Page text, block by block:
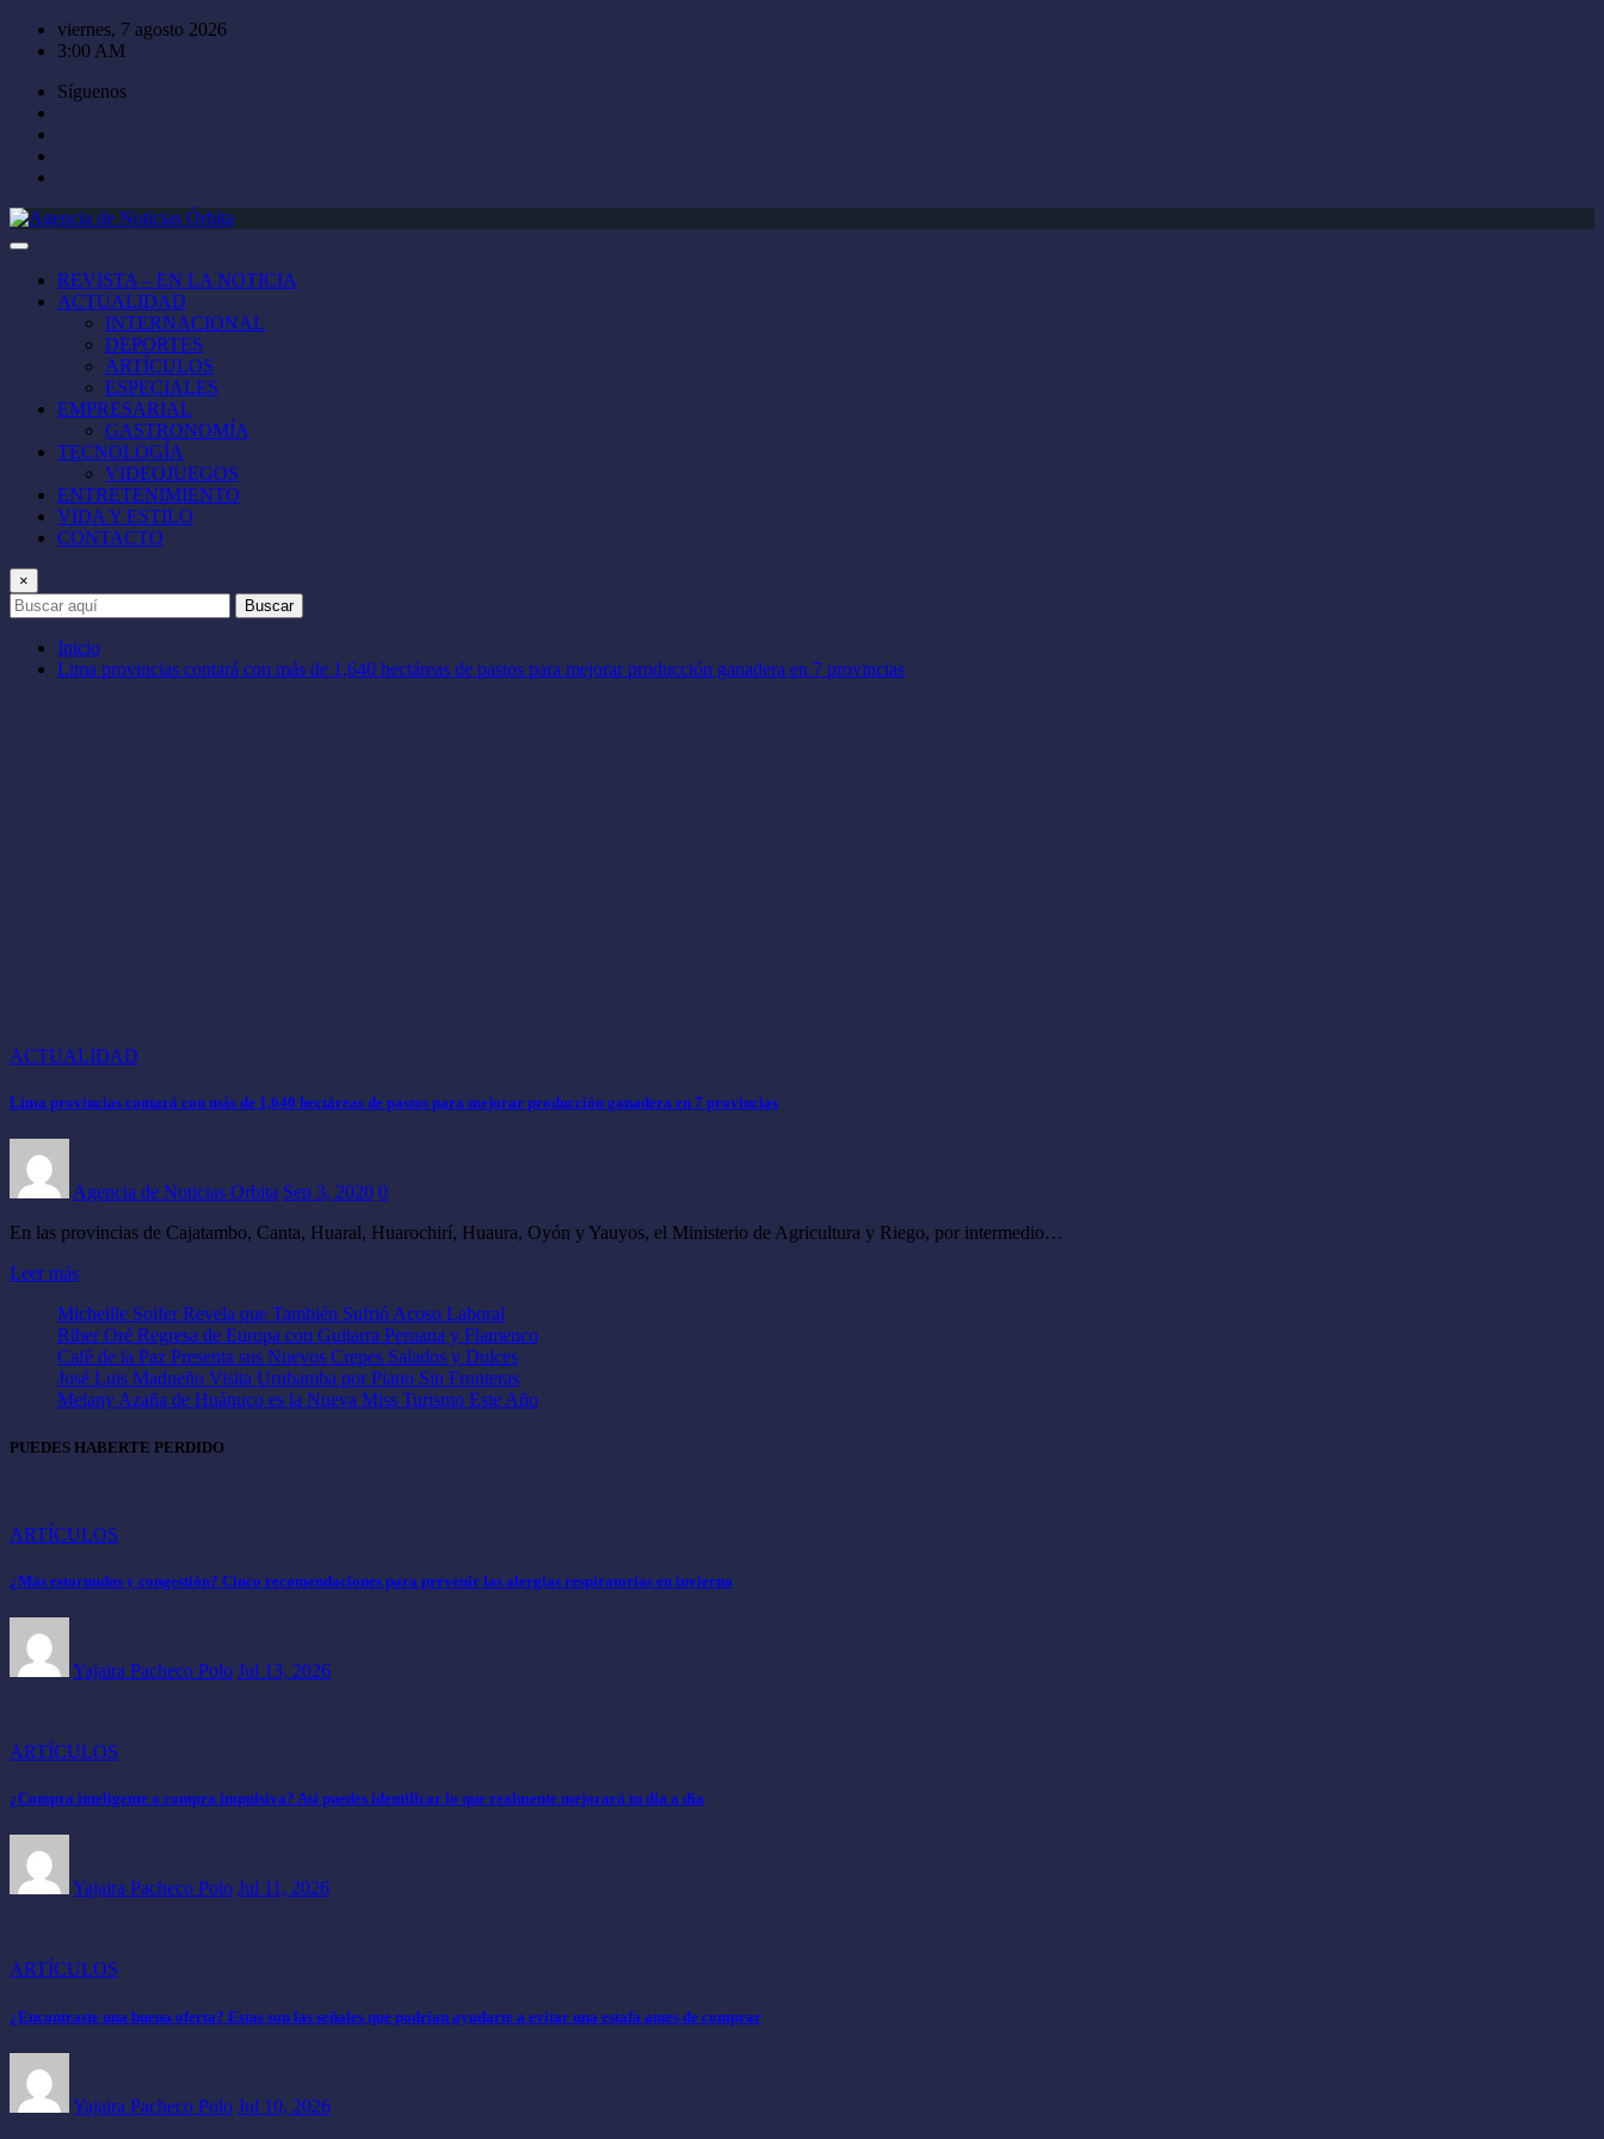
Saltar
viernes, 7 agosto 2026
3:00 AM
Síguenos
REVISTA – EN LA NOTICIA
ACTUALIDAD
INTERNACIONAL
DEPORTES
ARTÍCULOS
ESPECIALES
EMPRESARIAL
GASTRONOMÍA
TECNOLOGÍA
VIDEOJUEGOS
ENTRETENIMIENTO
VIDA Y ESTILO
CONTACTO
×
Buscar
Inicio
Lima provincias contará con más de 1,640 hectáreas de pastos para mejorar producción ganadera en 7 provincias
ACTUALIDAD
Lima provincias contará con más de 1,640 hectáreas de pastos para mejorar producción ganadera en 7 provincias
Agencia de Noticias Orbita Sep 3, 2020 0
En las provincias de Cajatambo, Canta, Huaral, Huarochirí, Huaura, Oyón y Yauyos, el Ministerio de Agricultura y Riego, por intermedio…
Leer más
Micheille Soifer Revela que También Sufrió Acoso Laboral
Riber Oré Regresa de Europa con Guitarra Peruana y Flamenco
Café de la Paz Presenta sus Nuevos Crepes Salados y Dulces
José Luis Madueño Visita Urubamba por Piano Sin Fronteras
Melany Azaña de Huánuco es la Nueva Miss Turismo Este Año
PUEDES HABERTE PERDIDO
ARTÍCULOS
¿Más estornudos y congestión? Cinco recomendaciones para prevenir las alergias respiratorias en invierno
Yajaira Pacheco Polo Jul 13, 2026
ARTÍCULOS
¿Compra inteligente o compra impulsiva? Así puedes identificar lo que realmente mejorará tu día a día
Yajaira Pacheco Polo Jul 11, 2026
ARTÍCULOS
¿Encontraste una buena oferta? Estas son las señales que podrían ayudarte a evitar una estafa antes de comprar
Yajaira Pacheco Polo Jul 10, 2026